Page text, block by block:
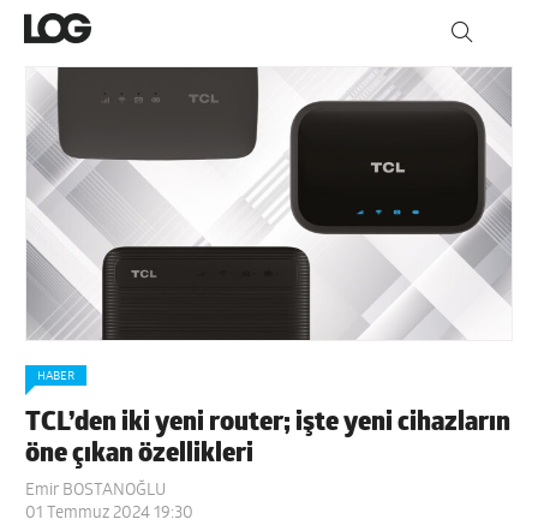
HABER
TCL’den iki yeni router; işte yeni cihazların
öne çıkan özellikleri
Emir BOSTANOĞLU
01 Temmuz 2024 19:30